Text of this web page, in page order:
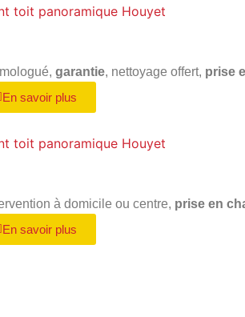
garantie, nettoyage offert, prise
En savoir plus
à domicile ou centre, prise en
En savoir plus